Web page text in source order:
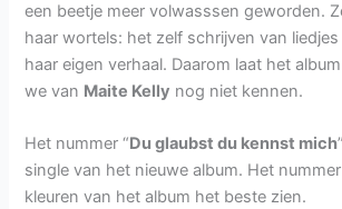
een beetje meer volwasssen geworden.
haar wortels: het zelf schrijven van
haar eigen verhaal. Daarom laat het
we van Maite Kelly nog niet kennen.
Het nummer “Du glaubst du kennst mich
single van het nieuwe album. Het
kleuren van het album het beste zien.